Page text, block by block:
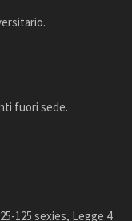
fuori sede.
125 sexies, Legge 4